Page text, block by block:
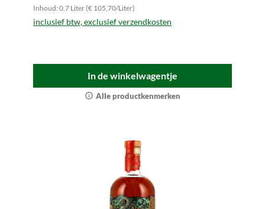
Inhoud: 0.7 Liter (€ 105,70/Liter)
inclusief btw, exclusief verzendkosten
In de winkelwagentje
Alle productkenmerken